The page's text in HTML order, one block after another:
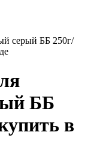
серый ББ 250г/
ББ
в